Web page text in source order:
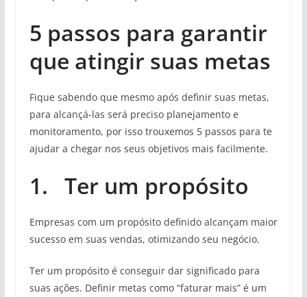
5 passos para garantir
que atingir suas metas
Fique sabendo que mesmo após definir suas metas,
para alcançá-las será preciso planejamento e
monitoramento, por isso trouxemos 5 passos para te
ajudar a chegar nos seus objetivos mais facilmente.
1. Ter um propósito
Empresas com um propósito definido alcançam maior
sucesso em suas vendas, otimizando seu negócio.
Ter um propósito é conseguir dar significado para
suas ações. Definir metas como “faturar mais” é um